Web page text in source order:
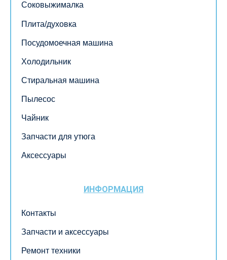
Соковыжималка
Плита/духовка
Посудомоечная машина
Холодильник
Стиральная машина
Пылесос
Чайник
Запчасти для утюга
Аксессуары
ИНФОРМАЦИЯ
Контакты
Запчасти и аксессуары
Ремонт техники